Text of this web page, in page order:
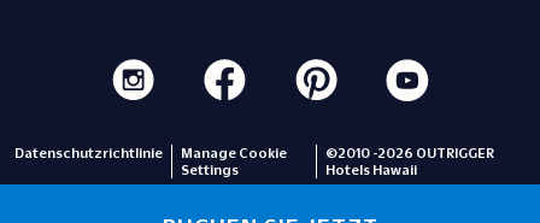
Datenschutzrichtlinie
Manage Cookie
Settings
©2010 -2026 OUTRIGGER
Hotels Hawaii